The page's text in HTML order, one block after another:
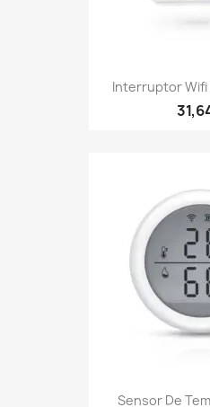
Interruptor Wifi
Sensor De